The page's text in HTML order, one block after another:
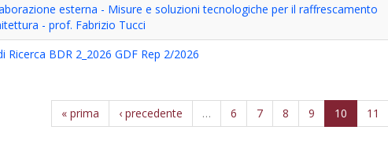
esterna - Misure e soluzioni tecnologiche per il raffrescamento
- prof. Fabrizio Tucci
Ricerca BDR 2_2026 GDF Rep 2/2026
« prima ‹ precedente … 6 7 8 9 10 11